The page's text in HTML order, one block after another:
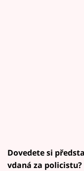
Dovedete si
vdaná za policistu?